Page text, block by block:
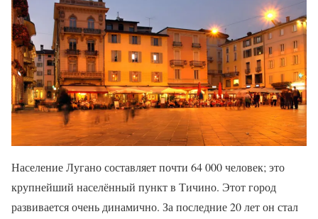
Население Лугано составляет почти 64 000 человек; это
крупнейший населённый пункт в Тичино. Этот город
развивается очень динамично. За последние 20 лет он стал